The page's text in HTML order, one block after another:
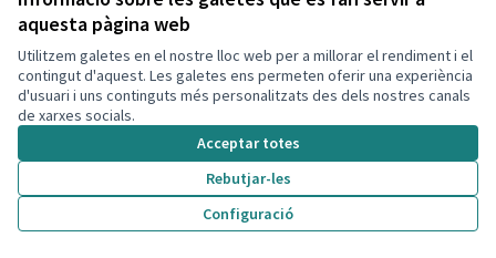
aquesta pàgina web
Utilitzem galetes en el nostre lloc web per a millorar el rendiment i el
contingut d'aquest. Les galetes ens permeten oferir una experiència
d'usuari i uns continguts més personalitzats des dels nostres canals
de xarxes socials.
Acceptar totes
Rebutjar-les
Configuració
Pipi-can a la Bòbila de Calafell
Acceptada
Montse Hill
Espai per mascotes 0 2